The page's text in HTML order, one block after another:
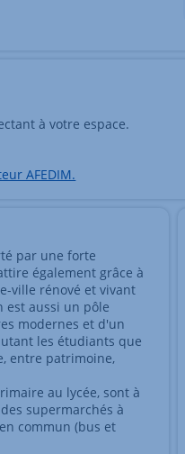
à votre espace.
AFEDIM.
par une forte
également grâce à
ville rénové et vivant
est aussi un pôle
modernes et d'un
les étudiants que
entre patrimoine,
au lycée, sont à
supermarchés à
commun (bus et